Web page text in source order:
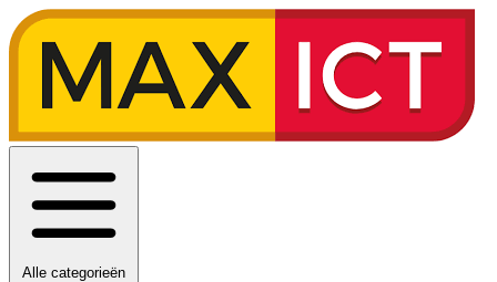
Alle categorieën